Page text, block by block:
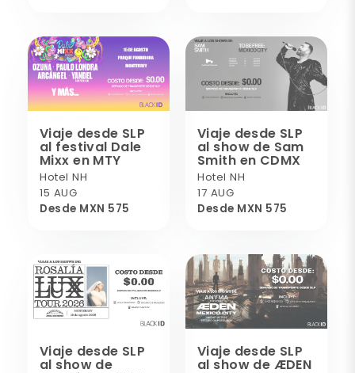
Viaje desde SLP
al festival Dale
Mixx en MTY
Hotel NH
15 AUG
Desde MXN 575
Viaje desde SLP
al show de Sam
Smith en CDMX
Hotel NH
17 AUG
Desde MXN 575
Viaje desde SLP
al show de
Viaje desde SLP
al show de ÆDEN